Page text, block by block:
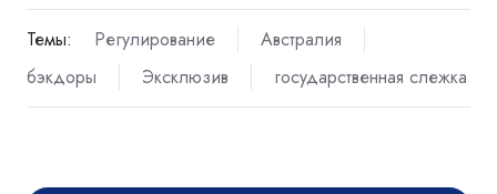
Темы: Регулирование
Австралия
бэкдоры
Эксклюзив государственная слежка